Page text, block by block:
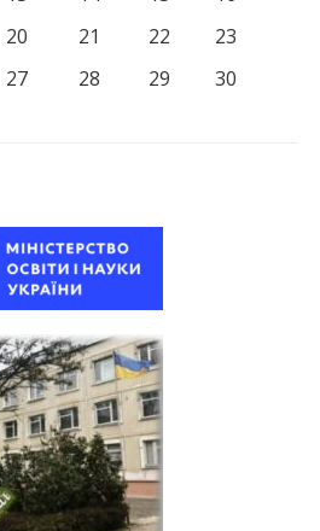
20 21 22
23
27 28 29
30